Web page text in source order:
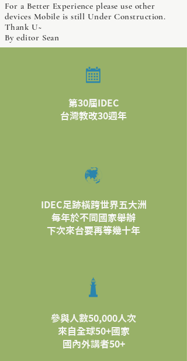
For a Better Experience please use other
devices Mobile is still Under Construction.
Thank U~
By editor Sean
第30屆IDEC
​台灣教改30週年
IDEC足跡橫跨世界五大洲
每年於不同國家舉辦
​下次來台要再等幾十年
參與人數50,000人次
來自全球50+國家
​國內外講者50+